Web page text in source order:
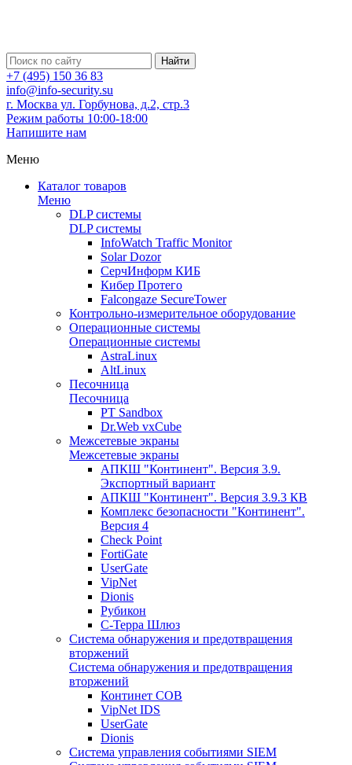
Найти
+7 (495) 150 36 83
info@info-security.su
г. Москва ул. Горбунова, д.2, стр.3
Режим работы 10:00-18:00
Напишите нам
Меню
Каталог товаров
Меню
DLP системы
DLP системы
InfoWatch Traffic Monitor
Solar Dozor
СерчИнформ КИБ
Кибер Протего
Falcongaze SecureTower
Контрольно-измерительное оборудование
Операционные системы
Операционные системы
AstraLinux
AltLinux
Песочница
Песочница
PT Sandbox
Dr.Web vxCube
Межсетевые экраны
Межсетевые экраны
АПКШ "Континент". Версия 3.9.
Экспортный вариант
АПКШ "Континент". Версия 3.9.3 КВ
Комплекс безопасности "Континент".
Версия 4
Check Point
FortiGate
UserGate
VipNet
Dionis
Рубикон
С-Терра Шлюз
Система обнаружения и предотвращения
вторжений
Система обнаружения и предотвращения
вторжений
Континет СОВ
VipNet IDS
UserGate
Dionis
Система управления событиями SIEM